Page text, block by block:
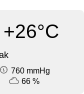
+26°C
760 mmHg
66 %